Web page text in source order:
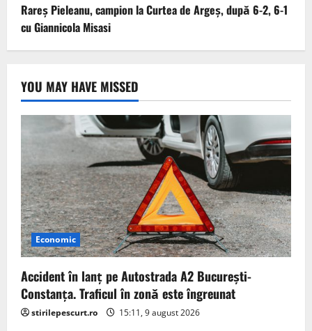
Rareș Pieleanu, campion la Curtea de Argeș, după 6-2, 6-1
cu Giannicola Misasi
YOU MAY HAVE MISSED
Economic
Accident în lanț pe Autostrada A2 București-
Constanța. Traficul în zonă este îngreunat
stirilepescurt.ro
15:11, 9 august 2026